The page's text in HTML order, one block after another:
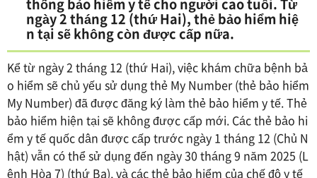
ngày 2 tháng 12 (thứ Hai), thẻ bảo hiểm hiệ
n tại sẽ không còn được cấp nữa.
Kể từ ngày 2 tháng 12 (thứ Hai), việc khám chữa bệnh bả
o hiểm sẽ chủ yếu sử dụng thẻ My Number (thẻ bảo hiểm
My Number) đã được đăng ký làm thẻ bảo hiểm y tế. Thẻ
bảo hiểm hiện tại sẽ không được cấp mới. Các thẻ bảo hi
ểm y tế quốc dân được cấp trước ngày 1 tháng 12 (Chủ N
hật) vẫn có thể sử dụng đến ngày 30 tháng 9 năm 2025 (L
ệnh Hòa 7) (thứ Ba), và các thẻ bảo hiểm của chế độ y tế